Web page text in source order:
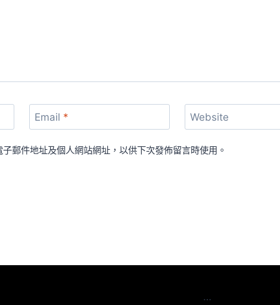
Email * Website
郵件地址及個人網站網址，以供下次發佈留言時使用。
…